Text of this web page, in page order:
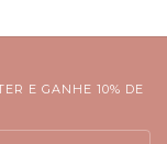
E GANHE 10% DE